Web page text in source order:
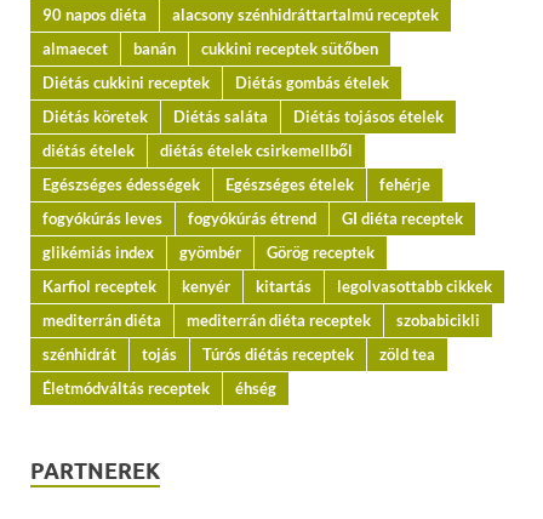
90 napos diéta
alacsony szénhidráttartalmú receptek
almaecet
banán
cukkini receptek sütőben
Diétás cukkini receptek
Diétás gombás ételek
Diétás köretek
Diétás saláta
Diétás tojásos ételek
diétás ételek
diétás ételek csirkemellből
Egészséges édességek
Egészséges ételek
fehérje
fogyókúrás leves
fogyókúrás étrend
GI diéta receptek
glikémiás index
gyömbér
Görög receptek
Karfiol receptek
kenyér kitartás
legolvasottabb cikkek
mediterrán diéta
mediterrán diéta receptek
szobabicikli
szénhidrát
tojás Túrós diétás receptek
zöld tea
Életmódváltás receptek
éhség
PARTNEREK